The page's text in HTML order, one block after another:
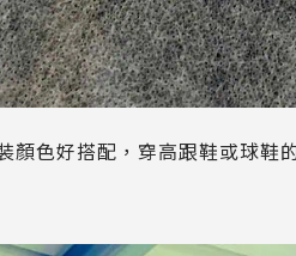
顏色好搭配，穿高跟鞋或球